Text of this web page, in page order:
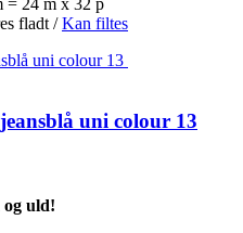
fladt /Kan filtes
uni colour 13
og uld!